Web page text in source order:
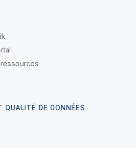
QUALITÉ DE DONNÉES